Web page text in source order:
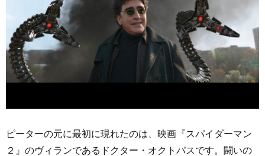
ピーターの元に最初に現れたのは、映画『スパイダーマン
２』のヴィランであるドクター・オクトパスです。闘いの